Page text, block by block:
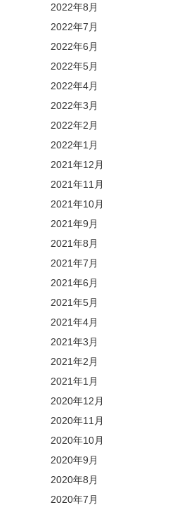
2022年8月
2022年7月
2022年6月
2022年5月
2022年4月
2022年3月
2022年2月
2022年1月
2021年12月
2021年11月
2021年10月
2021年9月
2021年8月
2021年7月
2021年6月
2021年5月
2021年4月
2021年3月
2021年2月
2021年1月
2020年12月
2020年11月
2020年10月
2020年9月
2020年8月
2020年7月